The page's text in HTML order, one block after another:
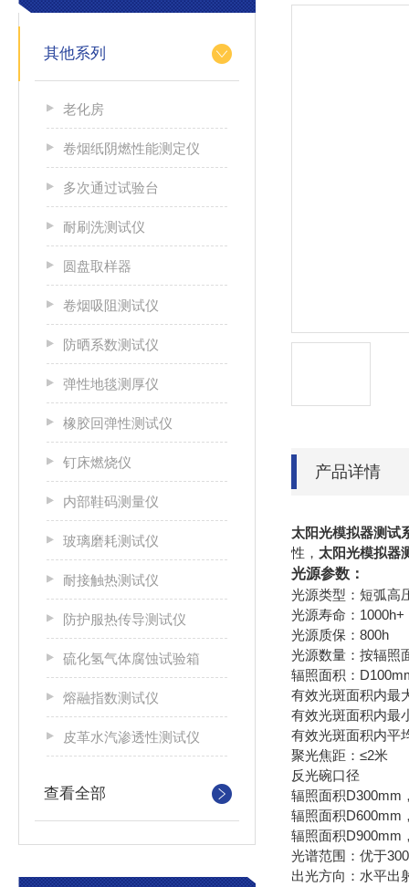
其他系列
老化房
卷烟纸阴燃性能测定仪
多次通过试验台
耐刷洗测试仪
圆盘取样器
卷烟吸阻测试仪
防晒系数测试仪
弹性地毯测厚仪
橡胶回弹性测试仪
钉床燃烧仪
内部鞋码测量仪
玻璃磨耗测试仪
耐接触热测试仪
防护服热传导测试仪
硫化氢气体腐蚀试验箱
熔融指数测试仪
皮革水汽渗透性测试仪
查看全部
产品详情
太阳光模拟器测试
性， 太阳光模拟器
光源参数：
光源类型：短弧高
光源寿命：1000h+
光源质保：800h
光源数量：按辐照
辐照面积：
有效光斑面积内最
有效光斑面积内最
有效光斑面积内平
聚光焦距：≤2米
反光碗口径
辐照面积D300mm
辐照面积D600mm
辐照面积D900mm
光谱范围：优于
出光方向：水平出